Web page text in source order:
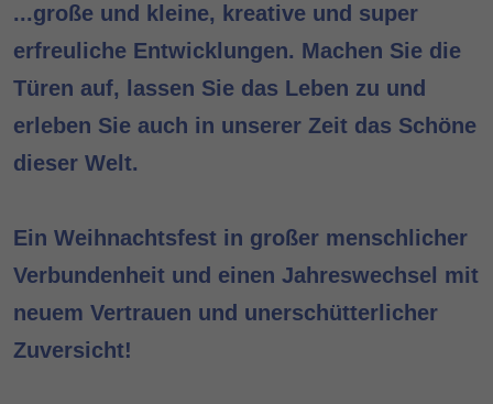
...große und kleine, kreative und super
erfreuliche Entwicklungen. Machen Sie die
Türen auf, lassen Sie das Leben zu und
erleben Sie auch in unserer Zeit das Schöne
dieser Welt.
Ein Weihnachtsfest in großer menschlicher
Verbundenheit und einen Jahreswechsel mit
neuem Vertrauen und unerschütterlicher
Zuversicht!